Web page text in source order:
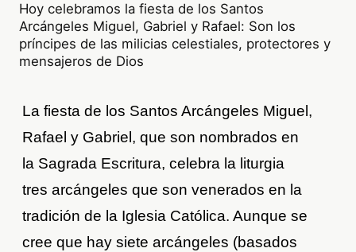
Hoy celebramos la fiesta de los Santos
Arcángeles Miguel, Gabriel y Rafael: Son los
príncipes de las milicias celestiales, protectores y
mensajeros de Dios
La fiesta de los Santos Arcángeles Miguel,
Rafael y Gabriel, que son nombrados en
la Sagrada Escritura, celebra la liturgia
tres arcángeles que son venerados en la
tradición de la Iglesia Católica. Aunque se
cree que hay siete arcángeles (basados